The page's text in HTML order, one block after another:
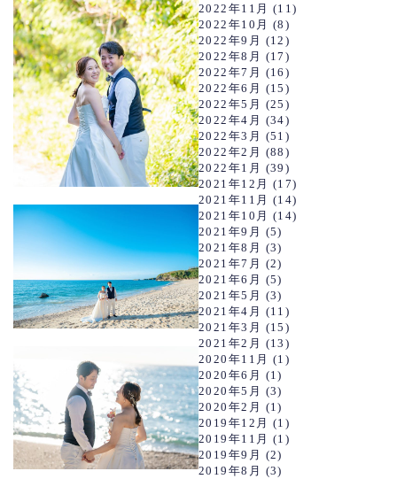
2022年11月 (11)
2022年10月 (8)
2022年9月 (12)
2022年8月 (17)
2022年7月 (16)
2022年6月 (15)
2022年5月 (25)
2022年4月 (34)
2022年3月 (51)
2022年2月 (88)
2022年1月 (39)
2021年12月 (17)
2021年11月 (14)
2021年10月 (14)
2021年9月 (5)
2021年8月 (3)
2021年7月 (2)
2021年6月 (5)
2021年5月 (3)
2021年4月 (11)
2021年3月 (15)
2021年2月 (13)
2020年11月 (1)
2020年6月 (1)
2020年5月 (3)
2020年2月 (1)
2019年12月 (1)
2019年11月 (1)
2019年9月 (2)
2019年8月 (3)